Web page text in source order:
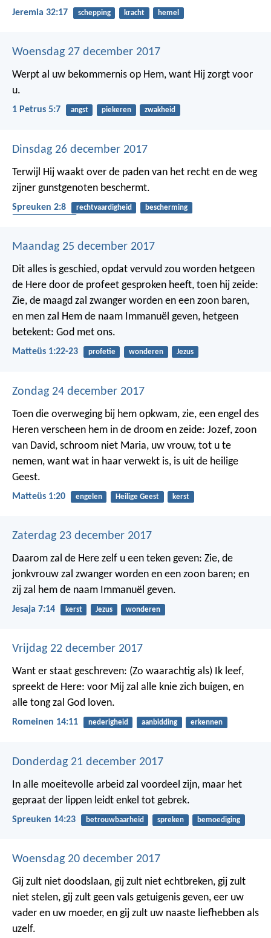
Jeremia 32:17 schepping kracht hemel
Woensdag 27 december 2017
Werpt al uw bekommernis op Hem, want Hij zorgt voor
u.
1 Petrus 5:7 angst piekeren zwakheid
Dinsdag 26 december 2017
Terwijl Hij waakt over de paden van het recht en de weg
zijner gunstgenoten beschermt.
Spreuken 2:8 rechtvaardigheid
bescherming
Maandag 25 december 2017
Dit alles is geschied, opdat vervuld zou worden hetgeen
de Here door de profeet gesproken heeft, toen hij zeide:
Zie, de maagd zal zwanger worden en een zoon baren,
en men zal Hem de naam Immanuël geven, hetgeen
betekent: God met ons.
Matteüs 1:22-23 profetie wonderen Jezus
Zondag 24 december 2017
Toen die overweging bij hem opkwam, zie, een engel des
Heren verscheen hem in de droom en zeide: Jozef, zoon
van David, schroom niet Maria, uw vrouw, tot u te
nemen, want wat in haar verwekt is, is uit de heilige
Geest.
Matteüs 1:20 engelen Heilige Geest kerst
Zaterdag 23 december 2017
Daarom zal de Here zelf u een teken geven: Zie, de
jonkvrouw zal zwanger worden en een zoon baren; en
zij zal hem de naam Immanuël geven.
Jesaja 7:14 kerst Jezus wonderen
Vrijdag 22 december 2017
Want er staat geschreven: (Zo waarachtig als) Ik leef,
spreekt de Here: voor Mij zal alle knie zich buigen, en
alle tong zal God loven.
Romeinen 14:11 nederigheid aanbidding erkennen
Donderdag 21 december 2017
In alle moeitevolle arbeid zal voordeel zijn, maar het
gepraat der lippen leidt enkel tot gebrek.
Spreuken 14:23 betrouwbaarheid spreken bemoediging
Woensdag 20 december 2017
Gij zult niet doodslaan, gij zult niet echtbreken, gij zult
niet stelen, gij zult geen vals getuigenis geven, eer uw
vader en uw moeder, en gij zult uw naaste liefhebben als
uzelf.